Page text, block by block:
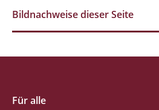
Bildnachweise dieser Seite
Für alle